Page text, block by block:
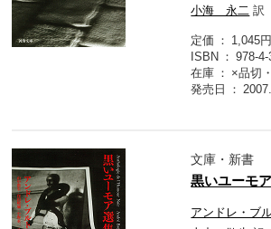
小海 永二 訳
定価
1,045
ISBN
978-
在庫
×品切
発売日
文庫・新書
黒いユーモ
アンドレ・ブ